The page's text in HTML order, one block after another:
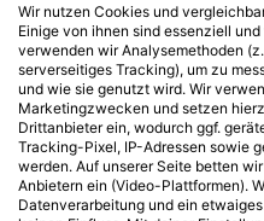
Wir nutzen Cookies und
Einige von ihnen sind essenziell
verwenden wir Analysemethoden
serverseitiges Tracking), um zu
und wie sie genutzt wird. Wir
Marketingzwecken und setzen
Drittanbieter ein, wodurch ggf.
Tracking-Pixel, IP-Adressen sowie
werden. Auf unserer Seite betten
Anbietern ein (Video-Plattformen).
Datenverarbeitung und ein